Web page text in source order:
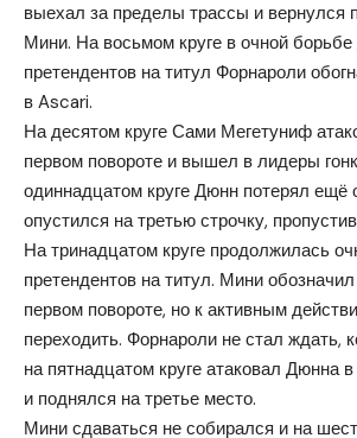
выехал за пределы трассы и вернулся
Мини. На восьмом круге в очной борьбе
претендентов на титул Форнароли
в Ascari.
На десятом круге Сами Мегетуниф
первом повороте и вышел в лидеры
одиннадцатом круге Дюнн потерял ещё
опустился на третью строчку,
На тринадцатом круге продолжилась
претендентов на титул. Мини
первом повороте, но к активным
переходить. Форнароли не стал ждать,
на пятнадцатом круге атаковал Дюнна
и поднялся на третье место.
Мини сдаваться не собирался и на